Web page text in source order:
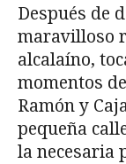
Después de
maravilloso
alcalaíno,
momentos
Ramón y
pequeña
la necesaria